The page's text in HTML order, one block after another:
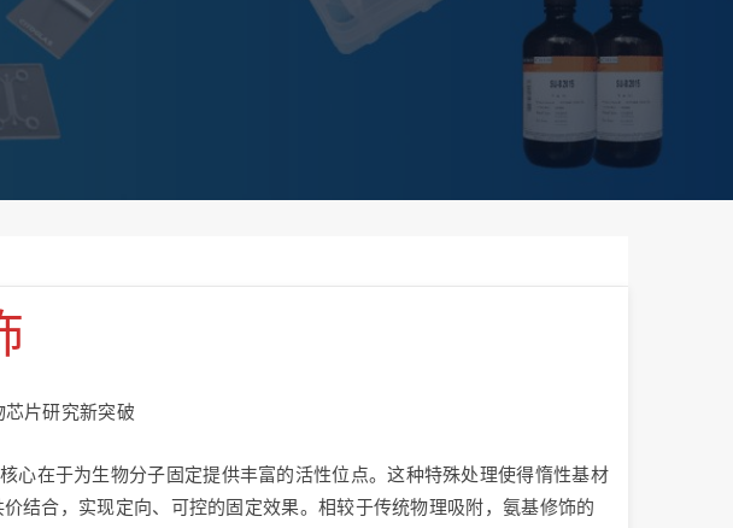
片研究新突破
心在于为生物分子固定提供丰富的活性位点。这种特殊处理使得惰性基材
结合，实现定向、可控的固定效果。相较于传统物理吸附，氨基修饰的